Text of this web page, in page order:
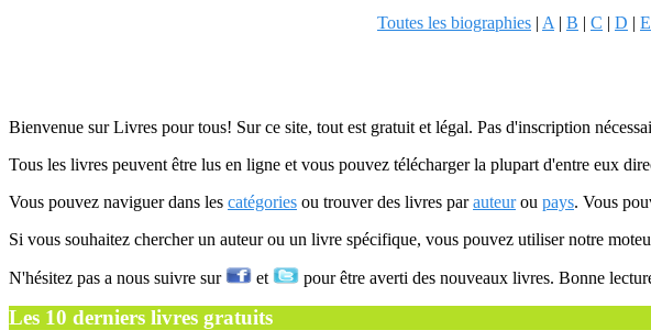
Toutes les biographies | A | B | C | D | E
Bienvenue sur Livres pour tous! Sur ce site, tout est gratuit et légal. Pas d'inscription
Tous les livres peuvent être lus en ligne et vous pouvez télécharger la plupart d'entre eux
Vous pouvez naviguer dans les catégories ou trouver des livres parauteurou pays. Vous
Si vous souhaitez chercher un auteur ou un livre spécifique, vous pouvez utiliser notre
N'hésitez pas a nous suivre sur et pour être averti des nouveaux livres. Bonne
Les 10 derniers livres gratuits